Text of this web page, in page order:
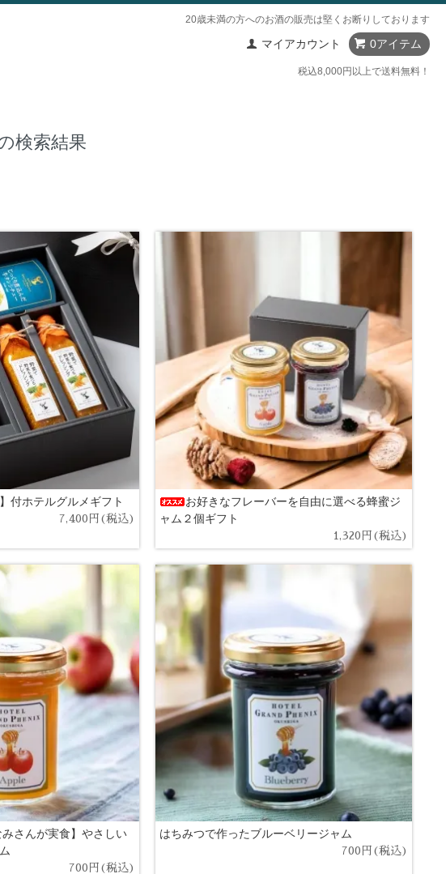
20歳未満の方へのお酒の販売は堅くお断りしております
マイアカウント 0アイテム
税込8,000円以上で送料無料！
検索結果
付ホテルグルメギフト
7,400円(税込)
お好きなフレーバーを自由に選べる蜂蜜ジ
ャム２個ギフト
1,320円(税込)
みさんが実食】やさしい
700円(税込)
はちみつで作ったブルーベリージャム
700円(税込)